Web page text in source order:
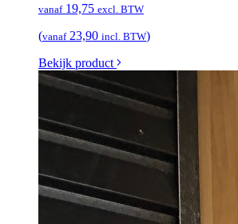
vanaf19,75 excl. BTW
(vanaf23,90 incl. BTW)
Bekijk product